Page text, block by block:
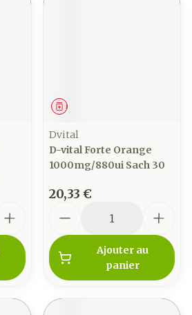
Médicament
Dvital
D-vital Forte Orange
1000mg/880ui Sach 30
20,33 €
Ajouter au
panier